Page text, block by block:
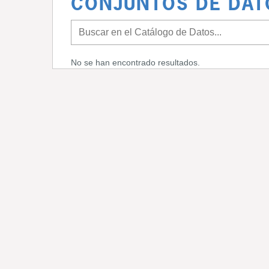
CONJUNTOS DE
No se han encontrado resultados.